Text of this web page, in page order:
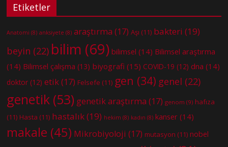
Etiketler
Anatomi (8) anksiyete (8) araştırma (17) Aşı (11) bakteri (19)
beyin (22) bilim (69) bilimsel (14) Bilimsel araştırma
(14) Bilimsel çalışma (13) biyografi (15) COVID-19 (12) dna (14)
doktor (12) etik(17) Felsefe (11) gen (34) genel (22)
genetik (53) genetik araştırma (17) genom (9) hafıza
(11) Hasta (11) hastalık(19) hekim (8) kadın (8) kanser (14)
makale (45) Mikrobiyoloji (17) mutasyon (11) nobel